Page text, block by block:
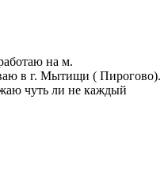
на м.
в г. Мытищи ( Пирогово).
чуть ли не каждый